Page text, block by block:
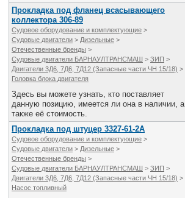
Прокладка под фланец всасывающего
коллектора 306-89
Судовое оборудование и комплектующие >
Судовые двигатели > Дизельные >
Отечественные бренды >
Судовые двигатели БАРНАУЛТРАНСМАШ > ЗИП >
Двигатели 3Д6, 7Д6, 7Д12 (Запасные части ЧН 15/18) >
Головка блока двигателя
Здесь вы можете узнать, кто поставляет
данную позицию, имеется ли она в наличии, а
также её стоимость.
Прокладка под штуцер 3327-61-2А
Судовое оборудование и комплектующие >
Судовые двигатели > Дизельные >
Отечественные бренды >
Судовые двигатели БАРНАУЛТРАНСМАШ > ЗИП >
Двигатели 3Д6, 7Д6, 7Д12 (Запасные части ЧН 15/18) >
Насос топливный